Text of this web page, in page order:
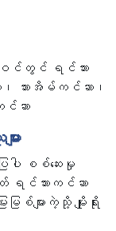
င်တွင် ရင်သား
၊ သားအိမ်ကင်ဆာ၊
ဆာ
း
ြပါ စစ်ဆေးမှု
ရင်သားကင်ဆာ
ြစ်များကဲ့သို့ မျိုးရိုး